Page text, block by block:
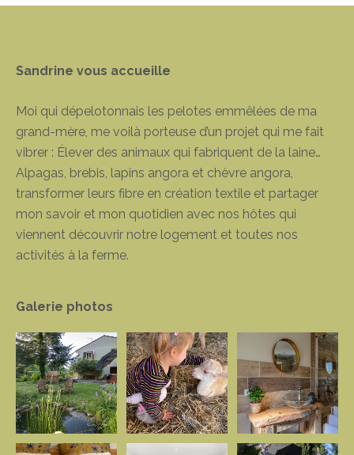
Sandrine vous accueille
Moi qui dépelotonnais les pelotes emmêlées de ma
grand-mère, me voilà porteuse d’un projet qui me fait
vibrer : Élever des animaux qui fabriquent de la laine…
Alpagas, brebis, lapins angora et chèvre angora,
transformer leurs fibre en création textile et partager
mon savoir et mon quotidien avec nos hôtes qui
viennent découvrir notre logement et toutes nos
activités à la ferme.
Galerie photos